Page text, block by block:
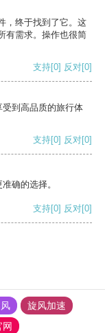
，终于找到了它。这
有需求。操作也很简
支持[0] 反对[0]
到高品质的旅行体
支持[0] 反对[0]
确的选择。
支持[0] 反对[0]
旋风加速